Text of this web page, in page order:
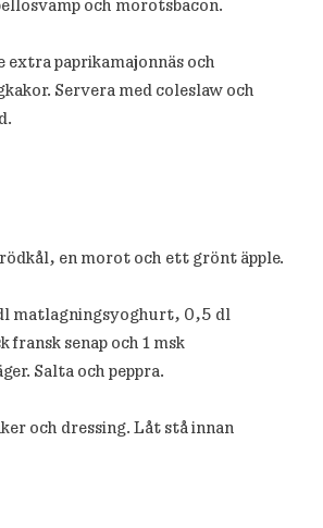
och morotsbacon.
extra paprikamajonnäs och
Servera med coleslaw och
en morot och ett grönt äpple.
matlagningsyoghurt, 0,5 dl
fransk senap och 1 msk
Salta och peppra.
och dressing. Låt stå innan